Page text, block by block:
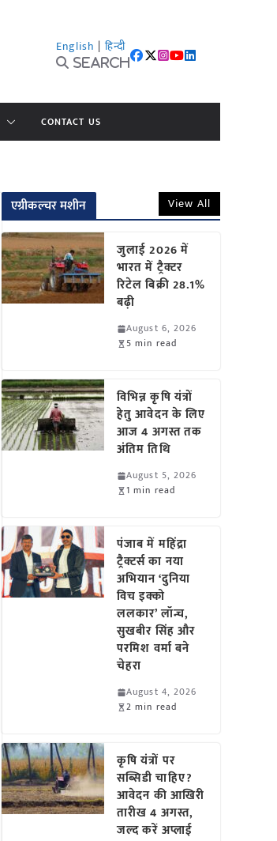
English | हिन्दी
Search
CONTACT US
एग्रीकल्चर मशीन View All
जुलाई 2026 में
भारत में ट्रैक्टर
रिटेल बिक्री 28.1%
बढ़ी
August 6, 2026
5 min read
विभिन्न कृषि यंत्रों
हेतु आवेदन के लिए
आज 4 अगस्त तक
अंतिम तिथि
August 5, 2026
1 min read
पंजाब में महिंद्रा
ट्रैक्टर्स का नया
अभियान ‘दुनिया
विच इक्को
ललकार’ लॉन्च,
सुखबीर सिंह और
परमिश वर्मा बने
चेहरा
August 4, 2026
2 min read
कृषि यंत्रों पर
सब्सिडी चाहिए?
आवेदन की आखिरी
तारीख 4 अगस्त,
जल्द करें अप्लाई